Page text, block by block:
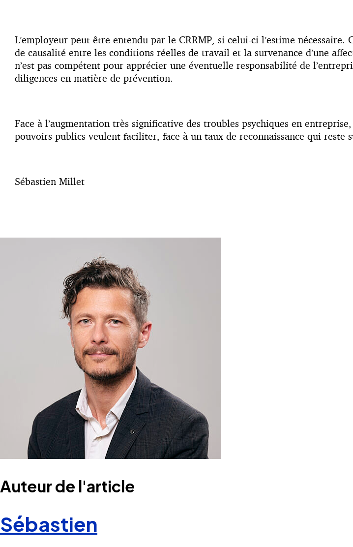
L’employeur peut être entendu par le CRRMP, si celui-ci l’estime
de causalité entre les conditions réelles de travail et la survenance d’une
n’est pas compétent pour apprécier une éventuelle responsabilité de
diligences en matière de prévention.
Face à l’augmentation très significative des troubles psychiques en
pouvoirs publics veulent faciliter, face à un taux de reconnaissance qui reste
Sébastien Millet
Auteur de l'article
Sébastien